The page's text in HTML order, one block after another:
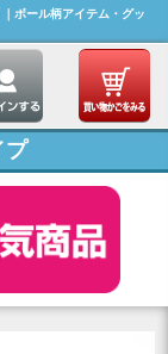
ボール柄アイテム・グッ
プ